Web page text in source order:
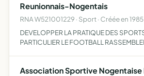
Reunionnais-Nogentais
RNA W521001229 · Sport · Créée en 1985
DEVELOPPER LA PRATIQUE DES
PARTICULIER LE FOOTBALL
Association Sportive Nogentaise